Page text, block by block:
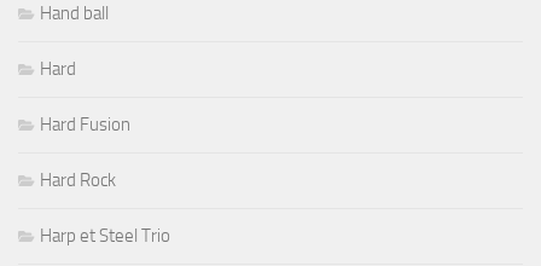
Hand ball
Hard
Hard Fusion
Hard Rock
Harp et Steel Trio